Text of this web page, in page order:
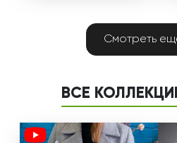
Смотреть
ВСЕ